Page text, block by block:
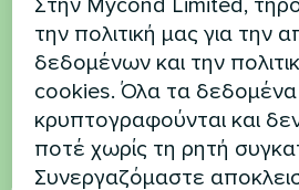
έχετε ερωτήσεις
Επικοινωνήστε μαζί μας
βοηθήσουμε
Στην Mycond Limited,
την πολιτική μας για την
δεδομένων και την
cookies. Όλα τα δεδομένα
κρυπτογραφούνται και
ποτέ χωρίς τη ρητή
Συνεργαζόμαστε